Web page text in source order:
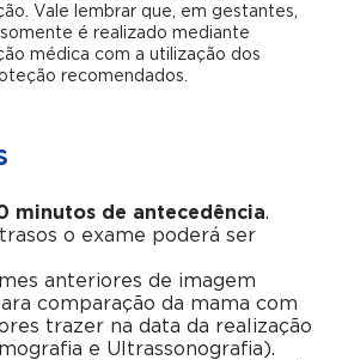
Vale lembrar que, em gestantes,
é realizado mediante
médica com a utilização dos
recomendados.
minutos de antecedência.
o exame poderá ser
anteriores de imagem
comparação da mama com
trazer na data da realização
e Ultrassonografia).